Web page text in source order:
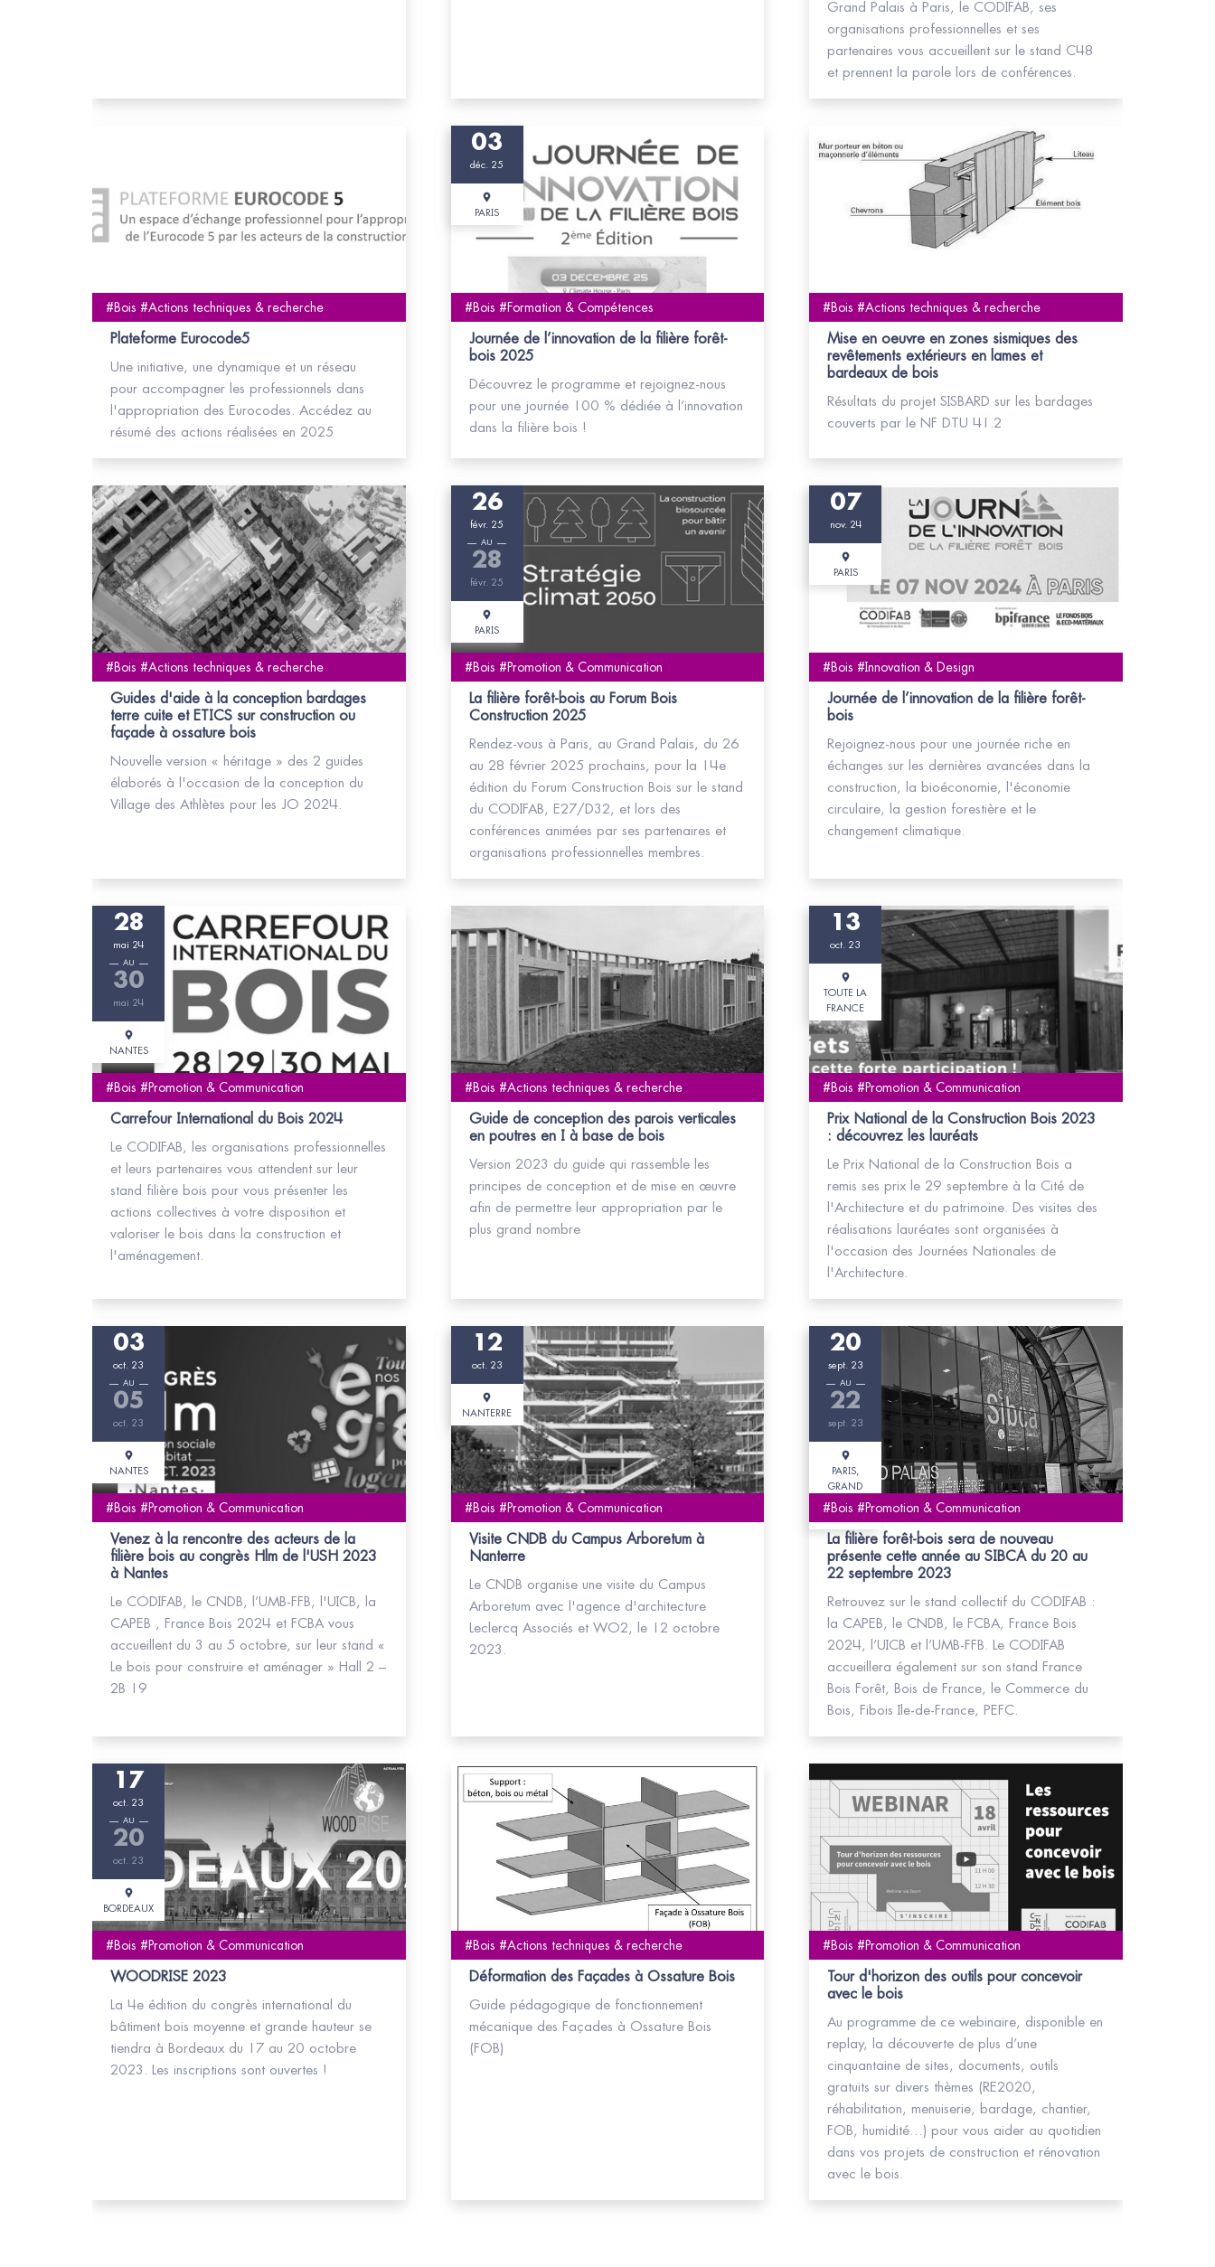
Grand Palais à Paris, le CODIFAB, ses
organisations professionnelles et ses
partenaires vous accueillent sur le stand C48
et prennent la parole lors de conférences.
#Bois #Actions techniques & recherche
Plateforme Eurocode5
Une initiative, une dynamique et un réseau
pour accompagner les professionnels dans
l'appropriation des Eurocodes. Accédez au
résumé des actions réalisées en 2025
03
déc. 25
PARIS
#Bois #Formation & Compétences
Journée de l’innovation de la filière forêt-
bois 2025
Découvrez le programme et rejoignez-nous
pour une journée 100 % dédiée à l’innovation
dans la filière bois !
#Bois #Actions techniques & recherche
Mise en oeuvre en zones sismiques des
revêtements extérieurs en lames et
bardeaux de bois
Résultats du projet SISBARD sur les bardages
couverts par le NF DTU 41.2
#Bois #Actions techniques & recherche
Guides d'aide à la conception bardages
terre cuite et ETICS sur construction ou
façade à ossature bois
Nouvelle version « héritage » des 2 guides
élaborés à l'occasion de la conception du
Village des Athlètes pour les JO 2024.
26
févr. 25
AU
28
févr. 25
PARIS
#Bois #Promotion & Communication
La filière forêt-bois au Forum Bois
Construction 2025
Rendez-vous à Paris, au Grand Palais, du 26
au 28 février 2025 prochains, pour la 14e
édition du Forum Construction Bois sur le stand
du CODIFAB, E27/D32, et lors des
conférences animées par ses partenaires et
organisations professionnelles membres.
07
nov. 24
PARIS
#Bois #Innovation & Design
Journée de l’innovation de la filière forêt-
bois
Rejoignez-nous pour une journée riche en
échanges sur les dernières avancées dans la
construction, la bioéconomie, l'économie
circulaire, la gestion forestière et le
changement climatique.
28
mai 24
AU
30
mai 24
NANTES
#Bois #Promotion & Communication
Carrefour International du Bois 2024
Le CODIFAB, les organisations professionnelles
et leurs partenaires vous attendent sur leur
stand filière bois pour vous présenter les
actions collectives à votre disposition et
valoriser le bois dans la construction et
l'aménagement.
#Bois #Actions techniques & recherche
Guide de conception des parois verticales
en poutres en I à base de bois
Version 2023 du guide qui rassemble les
principes de conception et de mise en œuvre
afin de permettre leur appropriation par le
plus grand nombre
13
oct. 23
TOUTE LA
FRANCE
#Bois #Promotion & Communication
Prix National de la Construction Bois 2023
: découvrez les lauréats
Le Prix National de la Construction Bois a
remis ses prix le 29 septembre à la Cité de
l'Architecture et du patrimoine. Des visites des
réalisations lauréates sont organisées à
l'occasion des Journées Nationales de
l'Architecture.
03
oct. 23
AU
05
oct. 23
NANTES
#Bois #Promotion & Communication
Venez à la rencontre des acteurs de la
filière bois au congrès Hlm de l'USH 2023
à Nantes
Le CODIFAB, le CNDB, l’UMB-FFB, l'UICB, la
CAPEB , France Bois 2024 et FCBA vous
accueillent du 3 au 5 octobre, sur leur stand «
Le bois pour construire et aménager » Hall 2 –
2B 19
12
oct. 23
NANTERRE
#Bois #Promotion & Communication
Visite CNDB du Campus Arboretum à
Nanterre
Le CNDB organise une visite du Campus
Arboretum avec l'agence d'architecture
Leclercq Associés et WO2, le 12 octobre
2023.
20
sept. 23
AU
22
sept. 23
PARIS,
GRAND
PALAIS
#Bois #Promotion & Communication
La filière forêt-bois sera de nouveau
présente cette année au SIBCA du 20 au
22 septembre 2023
Retrouvez sur le stand collectif du CODIFAB :
la CAPEB, le CNDB, le FCBA, France Bois
2024, l’UICB et l’UMB-FFB. Le CODIFAB
accueillera également sur son stand France
Bois Forêt, Bois de France, le Commerce du
Bois, Fibois Ile-de-France, PEFC.
17
oct. 23
AU
20
oct. 23
BORDEAUX
#Bois #Promotion & Communication
WOODRISE 2023
La 4e édition du congrès international du
bâtiment bois moyenne et grande hauteur se
tiendra à Bordeaux du 17 au 20 octobre
2023. Les inscriptions sont ouvertes !
#Bois #Actions techniques & recherche
Déformation des Façades à Ossature Bois
Guide pédagogique de fonctionnement
mécanique des Façades à Ossature Bois
(FOB)
#Bois #Promotion & Communication
Tour d'horizon des outils pour concevoir
avec le bois
Au programme de ce webinaire, disponible en
replay, la découverte de plus d’une
cinquantaine de sites, documents, outils
gratuits sur divers thèmes (RE2020,
réhabilitation, menuiserie, bardage, chantier,
FOB, humidité…) pour vous aider au quotidien
dans vos projets de construction et rénovation
avec le bois.